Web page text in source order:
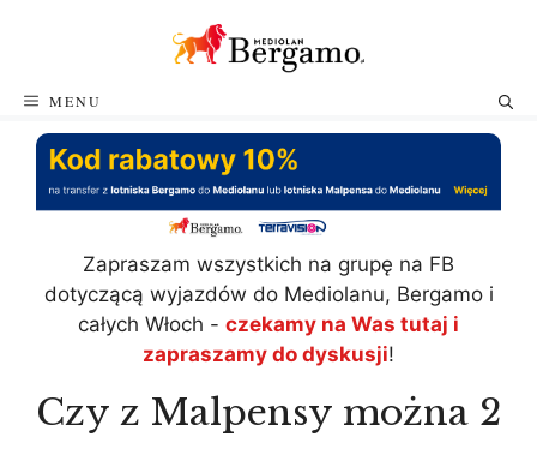
MENU
Zapraszam wszystkich na grupę na FB
dotyczącą wyjazdów do Mediolanu, Bergamo i
całych Włoch - czekamy na Was tutaj i
zapraszamy do dyskusji!
Czy z Malpensy można 2